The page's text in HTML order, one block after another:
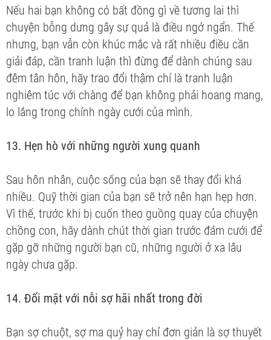
Nếu hai bạn không có bất đồng gì về tương lai thì
chuyện bỗng dưng gây sự quả là điều ngớ ngẩn. Thế
nhưng, bạn vẫn còn khúc mắc và rất nhiều điều cần
giải đáp, cần tranh luận thì đừng để dành chúng sau
đêm tân hôn, hãy trao đổi thậm chí là tranh luận
nghiêm túc với chàng để bạn không phải hoang mang,
lo lắng trong chính ngày cưới của mình.
13. Hẹn hò với những người xung quanh
Sau hôn nhân, cuộc sống của bạn sẽ thay đổi khá
nhiều. Quỹ thời gian của bạn sẽ trở nên hạn hẹp hơn.
Vì thế, trước khi bị cuốn theo guồng quay của chuyện
chồng con, hãy dành chút thời gian trước đám cưới để
gặp gỡ những người bạn cũ, những người ở xa lâu
ngày chưa gặp.
14. Đối mặt với nỗi sợ hãi nhất trong đời
Bạn sợ chuột, sợ ma quỷ hay chỉ đơn giản là sợ thuyết